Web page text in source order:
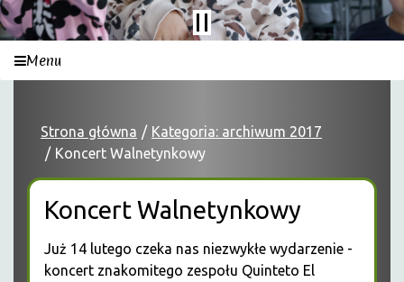
Menu
Strona główna
Kategoria: archiwum 2017
Koncert Walnetynkowy
Koncert Walnetynkowy
Już 14 lutego czeka nas niezwykłe wydarzenie -
koncert znakomitego zespołu Quinteto El